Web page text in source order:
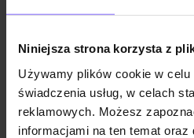
Niniejsza strona korzysta z
Używamy plików cookie w celu
świadczenia usług, w celach
reklamowych. Możesz
informacjami na ten temat oraz
Powiadom o dostępności
Opis produktu
Szczegóły